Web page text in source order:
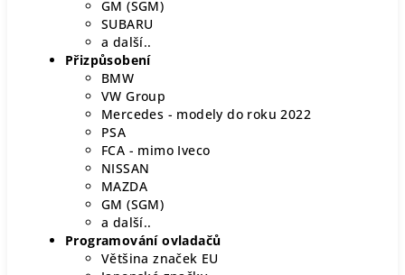
GM (SGM)
SUBARU
a další..
Přizpůsobení
BMW
VW Group
Mercedes - modely do roku 2022
PSA
FCA - mimo Iveco
NISSAN
MAZDA
GM (SGM)
a další..
Programování ovladačů
Většina značek EU